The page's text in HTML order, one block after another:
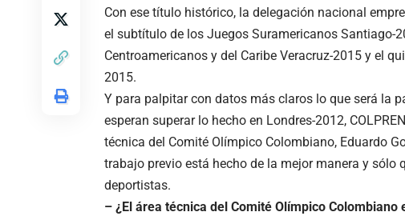
Con ese título histórico, la delegación nacional
el subtítulo de los Juegos Suramericanos Santiago-
Centroamericanos y del Caribe Veracruz-2015 y el
2015.
Y para palpitar con datos más claros lo que será la
esperan superar lo hecho en Londres-2012,
técnica del Comité Olímpico Colombiano, Eduardo
trabajo previo está hecho de la mejor manera y
deportistas.
– ¿El área técnica del Comité Olímpico